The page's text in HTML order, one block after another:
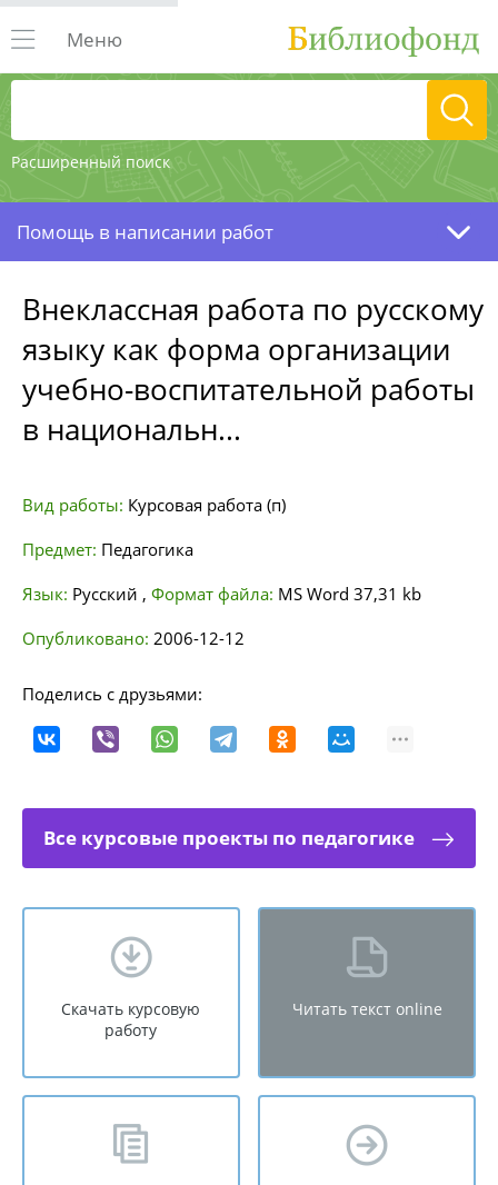
Расширенный поиск
Меню
Помощь в написании работ
Внеклассная работа по русскому
языку как форма организации
учебно-воспитательной работы
в национальн...
Вид работы: Курсовая работа (п)
Предмет: Педагогика
Язык: Русский , Формат файла: MS Word 37,31 kb
Опубликовано: 2006-12-12
Поделись с друзьями:
Все курсовые проекты по педагогике
Скачать курсовую
работу
Читать текст online